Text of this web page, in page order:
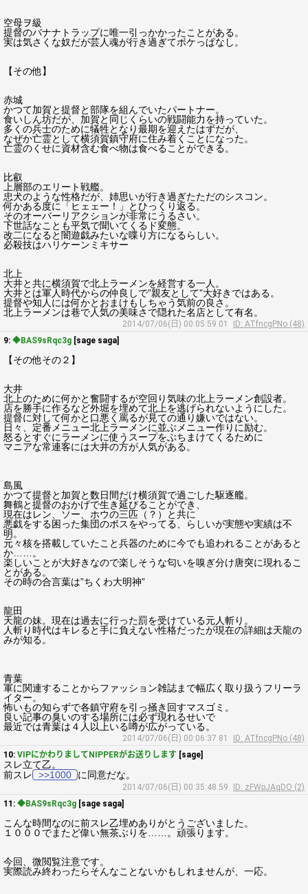
空母ヲ級
提督のバナナトラップに唯一引っかかったことがある。
実は気さくな奴だが芸人魂が行き過ぎてボケっぱなし。
【その他】
赤城
かつて加賀と提督と部隊を組んでいたパートナー。
食いしん坊だが、加賀と同じくらいの戦闘能力を持っていた。
多くの兵士のために犠牲となり最期を迎えたはずだが、
なぜか亡霊として横須賀鎮守府に住み着くことになった。
亡霊のくせに資材含む食べ物は食べることができる。
比叡
上層部のエリート戦艦。
忠犬のような性格だが、姉思いが行き過ぎたただのシスコン。
何かある度に「ヒェェー！」とひっくり返る。
そのオーバーリアクションが非常にうるさい。
下世話なことも平気で聞いてくるド変態。
改二になると闇遊戯みたいな喋り方になるらしい。
必殺技はハリケーンミキサー
北上
大井と共に横須賀で北上ラーメンを経営する一人。
大井とは軍人時代からの仲良しで”親友として”大好きではある。
提督や知人には何かとおまけもしちゃう気前の良さ。
北上ラーメンは巷で人気の美味さで隠れた名店として有名。
2014/07/06(日) 00:05:59.01
ID: ATfncgPNo (48)
9: ◆BAS9sRqc3g [sage saga]
【その他その２】
大井
北上のために何かと奮闘するが空回り気味の北上ラーメン創設者。
店を勝手に作るなど外堀を埋めて北上を逃げられないようにした。
提督に対して何かと口悪く罵るが見ての通り嫌いではない。
日々、定番メニュー北上ラーメンに並ぶメニュー作りに励む。
怒るとすぐにラーメンに使うスープをぶちまけてくるために
マニアな常連客には大井の方が人気がある。
島風
かつて提督と加賀と数日間だけ横須賀で過ごした駆逐艦。
舞鶴と提督のおかげで生き延びることができ、
現在はレン、ソー、ホウの三匹（？）と共に
悪戯をする困った集団のボスをやってる、らしいが実態や実績は不
明。
元々核を搭載していたこと兵器のために今でも追われることがあると
か……。
楽しいことが大好きなので楽しそうな匂いを嗅ぎ分け唐突に現れるこ
とがある。
その時の合言葉は”ちくわ大明神”
龍田
天龍の妹。現在は過去に行った罰を受けている元人斬り。
人斬り時代はキレると手に負えない性格だったが現在の詳細は天龍の
みが知る。
青葉
軍に関連することからファッション雑誌まで幅広く取り扱うフリーラ
イター。
怖いもの知らずで各鎮守府を引っ掻き回すマスゴミ。
良い記事の臭いのする場所には必ず現れるせいで
最近では青葉は４人以上いる噂が広がっている。
2014/07/06(日) 00:06:37.81
ID: ATfncgPNo (48)
10: VIPにかわりましてNIPPERがお送りします [sage]
スレ立て乙。
前スレ
>>1000 に同意だな。
2014/07/06(日) 00:35:48.59
ID: zFWpJAqDO (2)
11: ◆BAS9sRqc3g [sage saga]
こんな時間なのに前スレ乙埋めありがとうございました。
１０００でまたど偉い無茶ぶりを……。頑張ります。
今回、微閲覧注意です。
実際読み終わったらそんなことないかもしれませんが、一応。